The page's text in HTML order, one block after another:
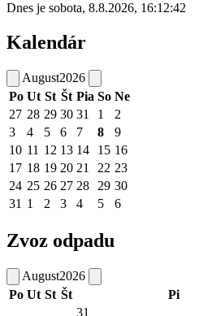
Dnes je sobota, 8.8.2026, 16:12:42
Kalendár
August2026
Po Ut St Št Pia So Ne
27 28 29 30 31 1
2
3
4 5 6 7 8
9
10 11 12 13 14 15 16
17 18 19 20 21 22 23
24 25 26 27 28 29 30
31 1 2 3 4 5 6
Zvoz odpadu
August2026
Po Ut St Št Pi
31